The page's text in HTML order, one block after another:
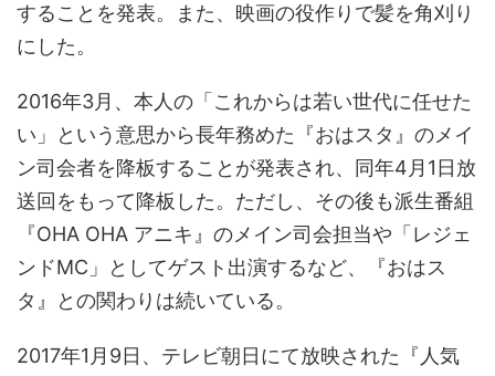
することを発表。また、映画の役作りで髪を角刈り
にした。
2016年3月、本人の「これからは若い世代に任せた
い」という意思から長年務めた『おはスタ』のメイ
ン司会者を降板することが発表され、同年4月1日放
送回をもって降板した。ただし、その後も派生番組
『OHA OHA アニキ』のメイン司会担当や「レジェ
ンドMC」としてゲスト出演するなど、『おはス
タ』との関わりは続いている。
2017年1月9日、テレビ朝日にて放映された『人気